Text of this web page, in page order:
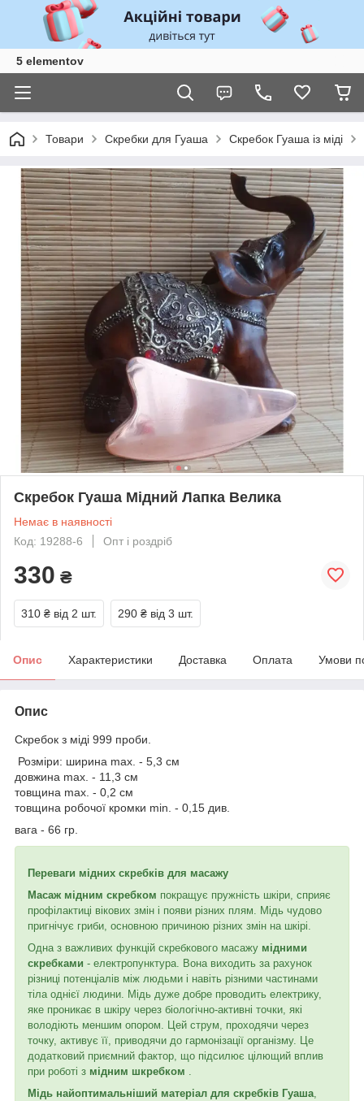
5 elementov
Товари Скребки для Гуаша Скребок Гуаша із міді
Скребок Гуаша Мідний Лапка Велика
Немає в наявності
Код: 19288-6
Опт і роздріб
330 ₴
310 ₴ від 2 шт. 290 ₴ від 3 шт.
Опис Характеристики Доставка Оплата Умови
Опис
Скребок з міді 999 проби.
Розміри: ширина max. - 5,3 см
довжина max. - 11,3 см
товщина max. - 0,2 см
товщина робочої кромки min. - 0,15 див.
вага - 66 гр.
Переваги мідних скребків для масажу
Масаж мідним скребком покращує пружність шкіри, сприяє
профілактиці вікових змін і появи різних плям. Мідь чудово
пригнічує гриби, основною причиною різних змін на шкірі.
Одна з важливих функцій скребкового масажу мідними
скребками - електропунктура. Вона виходить за рахунок
різниці потенціалів між людьми і навіть різними частинами
тіла однієї людини. Мідь дуже добре проводить електрику,
яке проникає в шкіру через біологічно-активні точки, які
володіють меншим опором. Цей струм, проходячи через
точку, активує її, приводячи до гармонізації організму. Це
додатковий приємний фактор, що підсилює цілющий вплив
при роботі з мідним шкребком
Мідь найоптимальніший матеріал для скребків Гуаша